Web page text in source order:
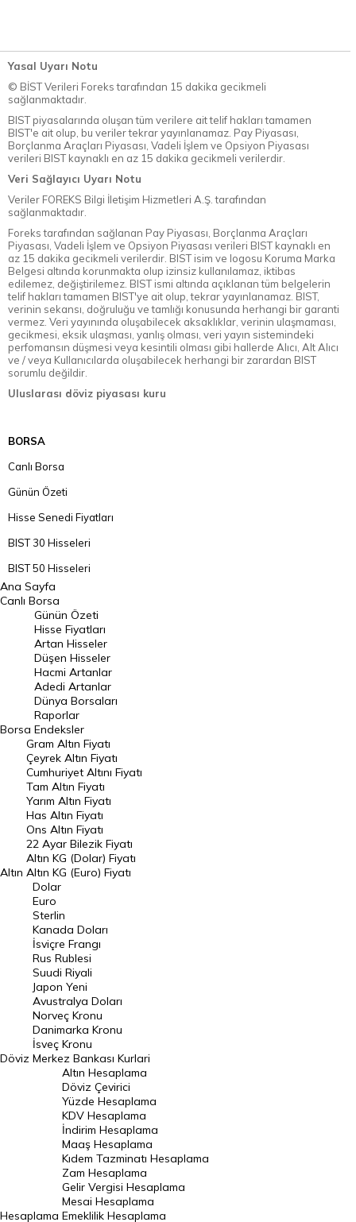
Yasal Uyarı Notu
© BİST Verileri Foreks tarafından 15 dakika gecikmeli
sağlanmaktadır.
BIST piyasalarında oluşan tüm verilere ait telif hakları tamamen
BIST'e ait olup, bu veriler tekrar yayınlanamaz. Pay Piyasası,
Borçlanma Araçları Piyasası, Vadeli İşlem ve Opsiyon Piyasası
verileri BIST kaynaklı en az 15 dakika gecikmeli verilerdir.
Veri Sağlayıcı Uyarı Notu
Veriler FOREKS Bilgi İletişim Hizmetleri A.Ş. tarafından
sağlanmaktadır.
Foreks tarafından sağlanan Pay Piyasası, Borçlanma Araçları
Piyasası, Vadeli İşlem ve Opsiyon Piyasası verileri BIST kaynaklı en
az 15 dakika gecikmeli verilerdir. BIST isim ve logosu Koruma Marka
Belgesi altında korunmakta olup izinsiz kullanılamaz, iktibas
edilemez, değiştirilemez. BIST ismi altında açıklanan tüm belgelerin
telif hakları tamamen BIST'ye ait olup, tekrar yayınlanamaz. BIST,
verinin sekansı, doğruluğu ve tamlığı konusunda herhangi bir garanti
vermez. Veri yayınında oluşabilecek aksaklıklar, verinin ulaşmaması,
gecikmesi, eksik ulaşması, yanlış olması, veri yayın sistemindeki
perfomansın düşmesi veya kesintili olması gibi hallerde Alıcı, Alt Alıcı
ve / veya Kullanıcılarda oluşabilecek herhangi bir zarardan BIST
sorumlu değildir.
Uluslarası döviz piyasası kuru
BORSA
Canlı Borsa
Günün Özeti
Hisse Senedi Fiyatları
BIST 30 Hisseleri
BIST 50 Hisseleri
BIST 100 Hisseleri
En Çok Artan Hisseler
En Çok Düşen Hisseler
Hacmi Artanlar
Geçmiş Kapanışlar
Dünya Borsaları
Raporlar
Endeksler
DÖVİZ
Döviz Kuru
Dolar Kuru
Euro Kuru
Pound Kuru
Frank Kuru
Riyal Kuru
Avustralya Doları
Danimarka Kronu Kuru
Kanada Doları Kuru
Norveç Kronu Kuru
İsveç Kronu Kuru
Japon Yeni Kuru
Serbest Piyasa Döviz Kurları
Merkez Bankası Döviz Kurları
Ana Sayfa
Canlı Borsa
Borsa
Günün Özeti
Hisse Fiyatları
Artan Hisseler
Düşen Hisseler
Hacmi Artanlar
Adedi Artanlar
Dünya Borsaları
Raporlar
Endeksler
Altın
Gram Altın Fiyatı
Çeyrek Altın Fiyatı
Cumhuriyet Altını Fiyatı
Tam Altın Fiyatı
Yarım Altın Fiyatı
Has Altın Fiyatı
Ons Altın Fiyatı
22 Ayar Bilezik Fiyatı
Altın KG (Dolar) Fiyatı
Altın KG (Euro) Fiyatı
Döviz
Dolar
Euro
Sterlin
Kanada Doları
İsviçre Frangı
Rus Rublesi
Suudi Riyali
Japon Yeni
Avustralya Doları
Norveç Kronu
Danimarka Kronu
İsveç Kronu
Merkez Bankası Kurlari
Hesaplama
Altın Hesaplama
Döviz Çevirici
Yüzde Hesaplama
KDV Hesaplama
İndirim Hesaplama
Maaş Hesaplama
Kıdem Tazminatı Hesaplama
Zam Hesaplama
Gelir Vergisi Hesaplama
Mesai Hesaplama
Emeklilik Hesaplama